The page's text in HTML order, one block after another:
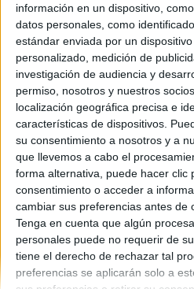
información en un dispositivo,
datos personales, como
estándar enviada por un
personalizado, medición de
investigación de audiencia y
permiso, nosotros y nuestros
localización geográfica precisa e
características de dispositivos.
su consentimiento a nosotros y a
que llevemos a cabo el
forma alternativa, puede hacer clic
consentimiento o acceder a
cambiar sus preferencias antes de
Tenga en cuenta que algún
personales puede no requerir de
tiene el derecho de rechazar tal
preferencias se aplicarán solo a
Todo sobre
Quiebre”: la
argentina
Diario Perfil Caras